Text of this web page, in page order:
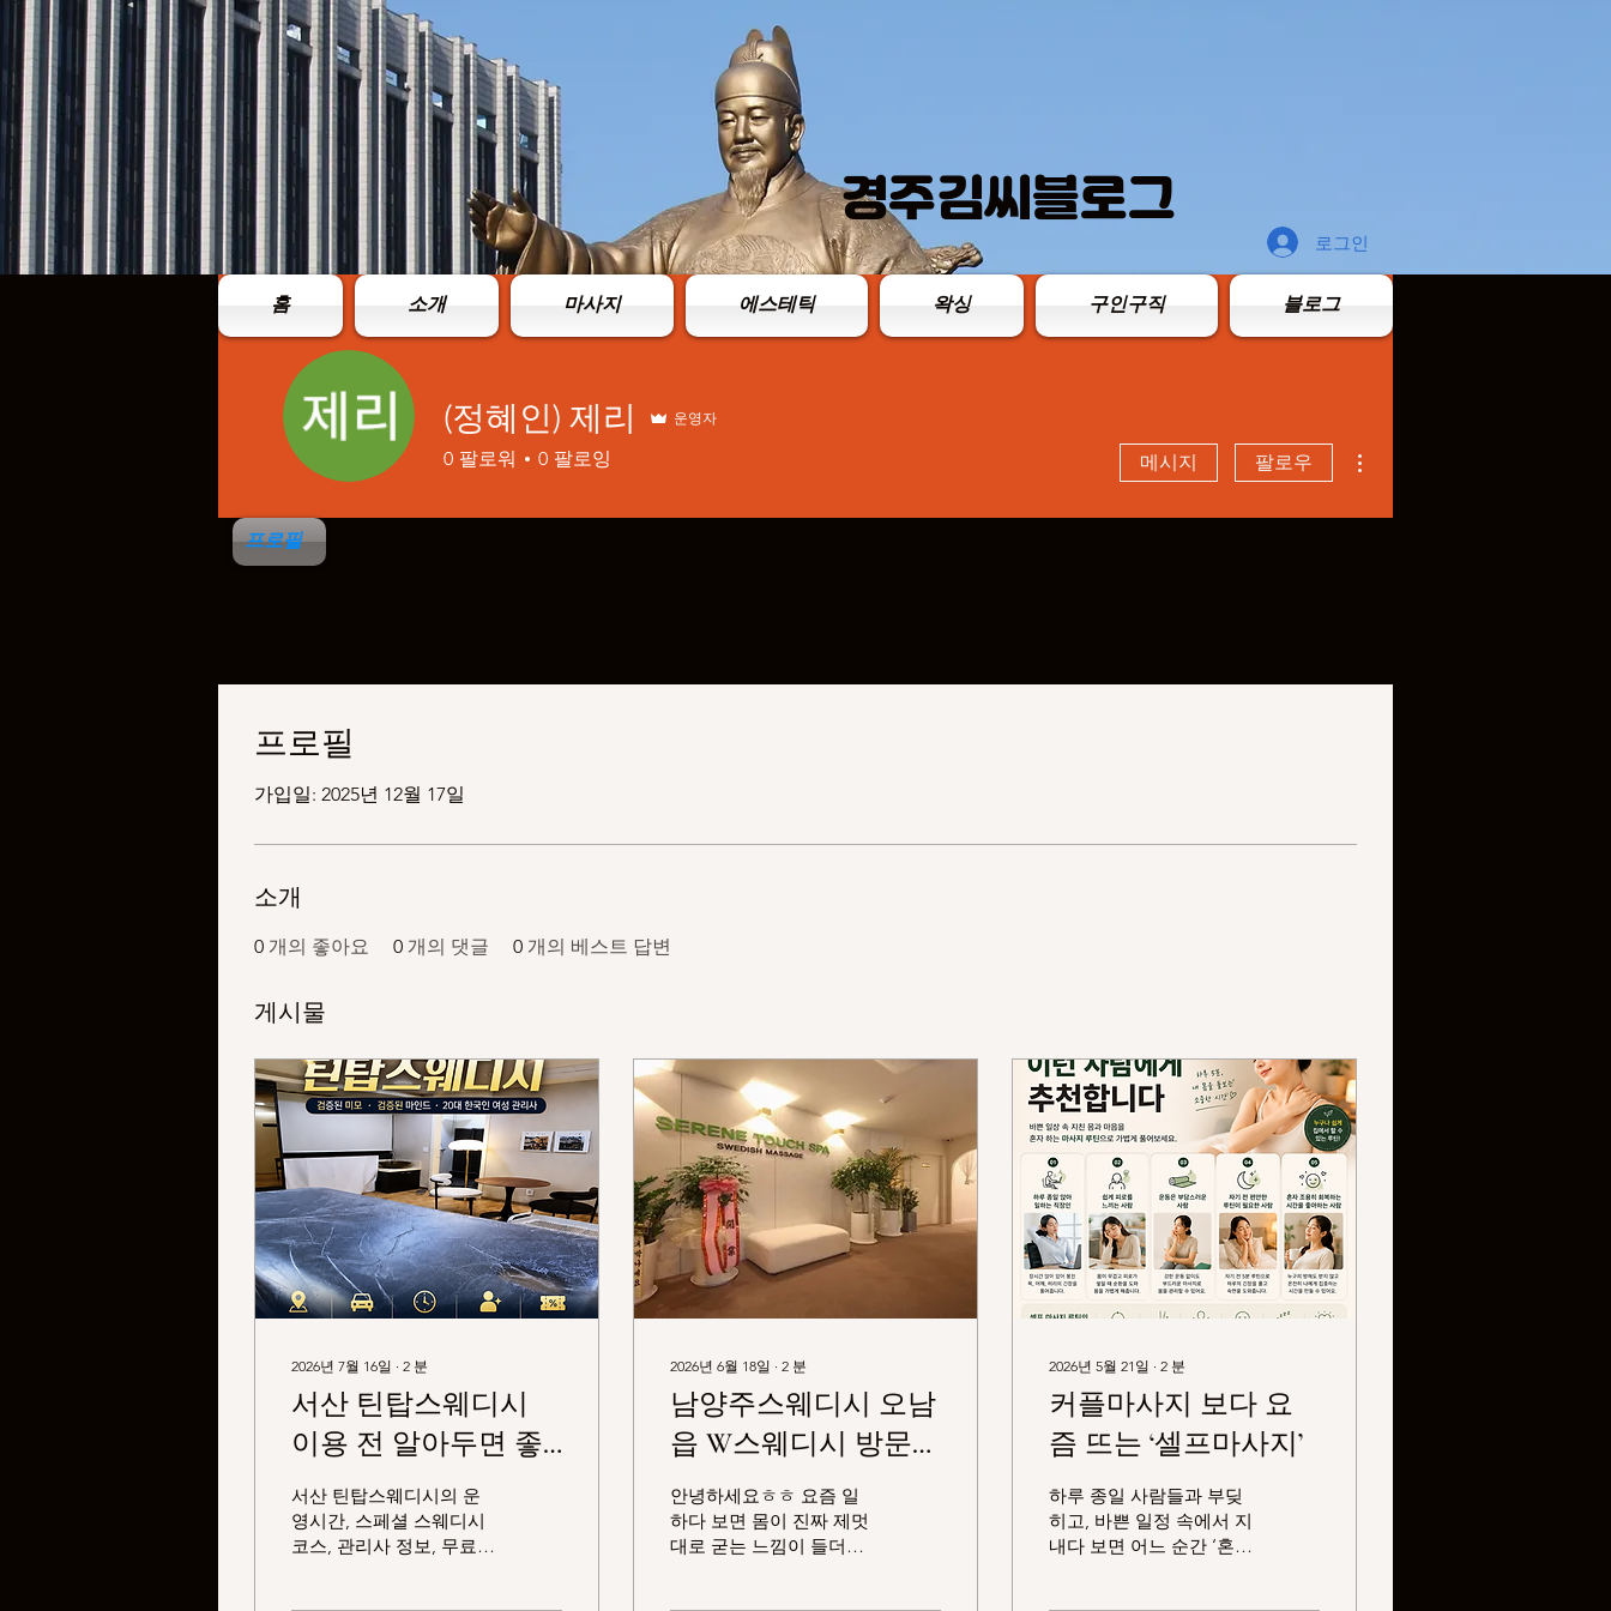
경주김씨​블로그
로그인
홈 소개 마사지 에스테틱 왁싱 구인구직 블로그
프로필
가입일: 2025년 12월 17일
소개
0 개의 좋아요 0 개의 댓글 0 개의 베스트 답변
게시물
2026년 7월 16일 ∙ 2 분
서산 틴탑스웨디시
이용 전 알아두면 좋
을 운영 정보와 시설
안내
서산 틴탑스웨디시의 운
영시간, 스페셜 스웨디시
코스, 관리사 정보, 무료
2026년 6월 18일 ∙ 2 분
남양주스웨디시 오남
읍 W스웨디시 방문
후기
안녕하세요ㅎㅎ 요즘 일
하다 보면 몸이 진짜 제멋
대로 굳는 느낌이 들더라
2026년 5월 21일 ∙ 2 분
커플마사지 보다 요
즘 뜨는 ‘셀프마사지’
하루 종일 사람들과 부딪
히고, 바쁜 일정 속에서 지
내다 보면 어느 순간 ‘혼자
(정혜인) 제리 운영자
0 팔로워 0 팔로잉 메시지 팔로우
프로필